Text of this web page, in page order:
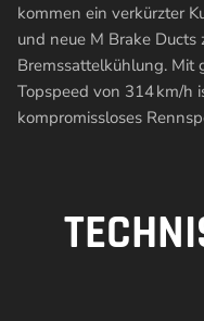
kommen ein verkürzter
und neue M Brake Ducts
Bremssattelkühlung. Mit
Topspeed von 314 km/h
kompromissloses